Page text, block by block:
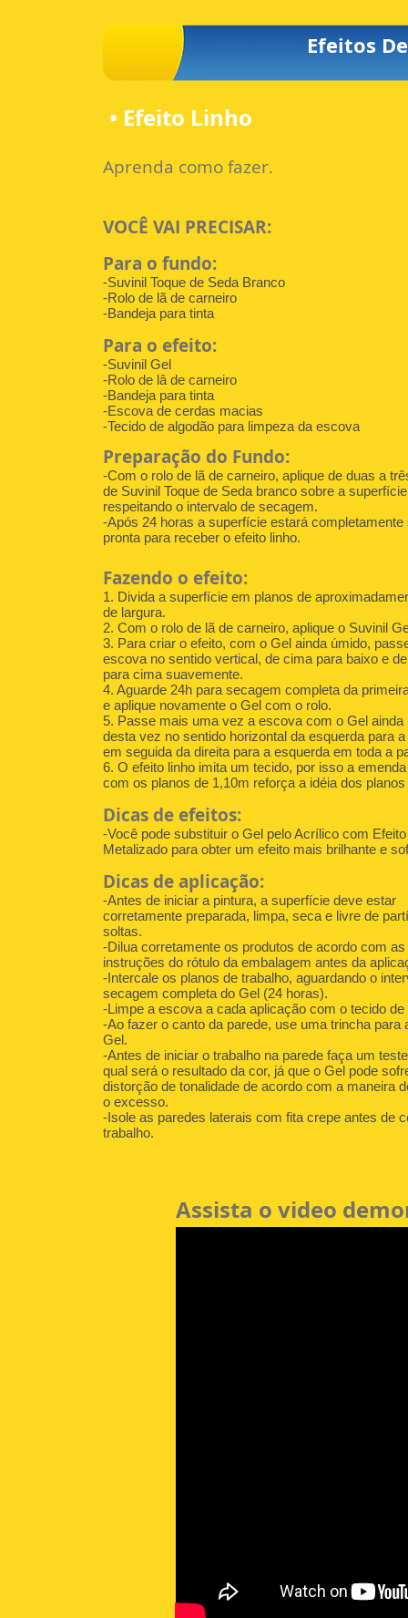
Aprenda como fazer.
VOCÊ VAI PRECISAR:
Para o fundo:
-Suvinil Toque de Seda Branco
-Rolo de lã de carneiro
-Bandeja para tinta
Para o efeito:
-Suvinil Gel
-Rolo de lâ de carneiro
-Bandeja para tinta
-Escova de cerdas macias
-Tecido de algodão para limpeza da escova
Preparação do Fundo:
-Com o rolo de lã de carneiro, aplique de duas a
de Suvinil Toque de Seda branco sobre a
respeitando o intervalo de secagem.
-Após 24 horas a superfície estará completamente
pronta para receber o efeito linho.
Fazendo o efeito:
1. Divida a superfície em planos de
de largura.
2. Com o rolo de lã de carneiro, aplique o Suvinil
3. Para criar o efeito, com o Gel ainda úmido,
escova no sentido vertical, de cima para baixo e
para cima suavemente.
4. Aguarde 24h para secagem completa da
e aplique novamente o Gel com o rolo.
5. Passe mais uma vez a escova com o Gel ainda
desta vez no sentido horizontal da esquerda para a
em seguida da direita para a esquerda em toda a
6. O efeito linho imita um tecido, por isso a
com os planos de 1,10m reforça a idéia dos
Dicas de efeitos:
-Você pode substituir o Gel pelo Acrílico com Efeito
Metalizado para obter um efeito mais brilhante e
Dicas de aplicação:
-Antes de iniciar a pintura, a superfície deve estar
corretamente preparada, limpa, seca e livre de
soltas.
-Dilua corretamente os produtos de acordo com as
instruções do rótulo da embalagem antes da
-Intercale os planos de trabalho, aguardando o
secagem completa do Gel (24 horas).
-Limpe a escova a cada aplicação com o tecido de
-Ao fazer o canto da parede, use uma trincha para
Gel.
-Antes de iniciar o trabalho na parede faça um
qual será o resultado da cor, já que o Gel pode
distorção de tonalidade de acordo com a maneira
o excesso.
-Isole as paredes laterais com fita crepe antes de
trabalho.
Efeitos
• Efeito Linho
Assista o video